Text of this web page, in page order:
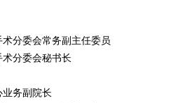
分委会常务副主任委员
分委会秘书长
务副院长